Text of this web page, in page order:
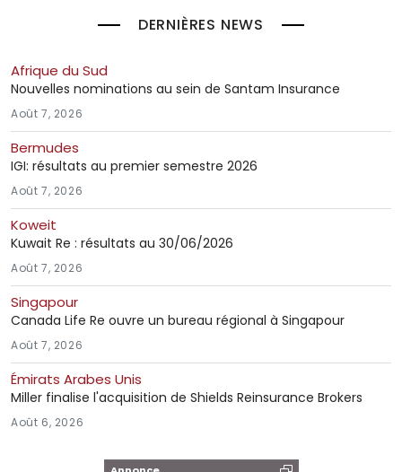
DERNIÈRES NEWS
Afrique du Sud
Nouvelles nominations au sein de Santam Insurance
Août 7, 2026
Bermudes
IGI: résultats au premier semestre 2026
Août 7, 2026
Koweit
Kuwait Re : résultats au 30/06/2026
Août 7, 2026
Singapour
Canada Life Re ouvre un bureau régional à Singapour
Août 7, 2026
Émirats Arabes Unis
Miller finalise l'acquisition de Shields Reinsurance Brokers
Août 6, 2026